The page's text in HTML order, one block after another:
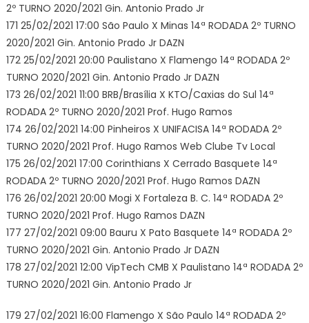
2º TURNO 2020/2021 Gin. Antonio Prado Jr
171 25/02/2021 17:00 São Paulo X Minas 14ª RODADA 2º TURNO
2020/2021 Gin. Antonio Prado Jr DAZN
172 25/02/2021 20:00 Paulistano X Flamengo 14ª RODADA 2º
TURNO 2020/2021 Gin. Antonio Prado Jr DAZN
173 26/02/2021 11:00 BRB/Brasília X KTO/Caxias do Sul 14ª
RODADA 2º TURNO 2020/2021 Prof. Hugo Ramos
174 26/02/2021 14:00 Pinheiros X UNIFACISA 14ª RODADA 2º
TURNO 2020/2021 Prof. Hugo Ramos Web Clube Tv Local
175 26/02/2021 17:00 Corinthians X Cerrado Basquete 14ª
RODADA 2º TURNO 2020/2021 Prof. Hugo Ramos DAZN
176 26/02/2021 20:00 Mogi X Fortaleza B. C. 14ª RODADA 2º
TURNO 2020/2021 Prof. Hugo Ramos DAZN
177 27/02/2021 09:00 Bauru X Pato Basquete 14ª RODADA 2º
TURNO 2020/2021 Gin. Antonio Prado Jr DAZN
178 27/02/2021 12:00 VipTech CMB X Paulistano 14ª RODADA 2º
TURNO 2020/2021 Gin. Antonio Prado Jr
179 27/02/2021 16:00 Flamengo X São Paulo 14ª RODADA 2º